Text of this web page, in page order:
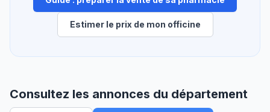
Estimer le prix de mon officine
Consultez les annonces du département